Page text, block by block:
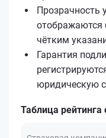
Прозрачность
отображаются
чётким
Гарантия
юридическую
Таблица